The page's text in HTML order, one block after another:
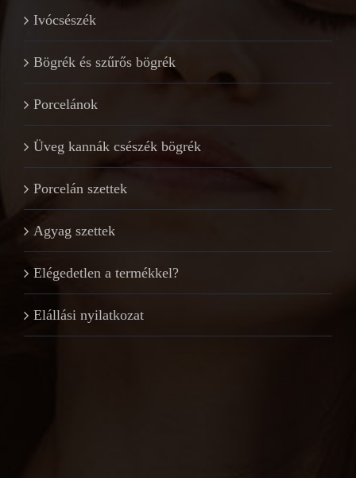
Ivócsészék
Bögrék és szűrős bögrék
Porcelánok
Üveg kannák csészék bögrék
Porcelán szettek
Agyag szettek
Elégedetlen a termékkel?
Elállási nyilatkozat